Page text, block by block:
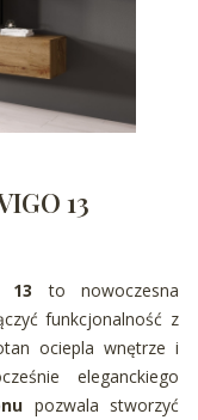
13
13 to nowoczesna
funkcjonalność z
ociepla wnętrze i
eleganckiego
pozwala stworzyć